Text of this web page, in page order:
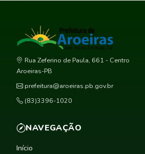
Rua Zeferino de Paula, 661 - Centro
Aroeiras-PB
prefeitura@aroeiras.pb.gov.br
(83)3396-1020
NAVEGAÇÃO
Início